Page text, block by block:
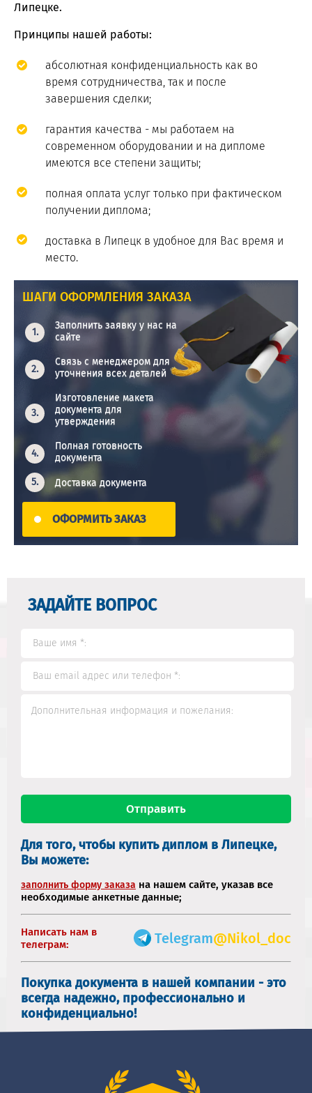
Липецке.
Принципы нашей работы:
абсолютная конфиденциальность как во
время сотрудничества, так и после
завершения сделки;
гарантия качества - мы работаем на
современном оборудовании и на дипломе
имеются все степени защиты;
полная оплата услуг только при фактическом
получении диплома;
доставка в Липецк в удобное для Вас время и
место.
ШАГИ ОФОРМЛЕНИЯ ЗАКАЗА
Заполнить заявку у нас на
сайте
Связь с менеджером для
уточнения всех деталей
Изготовление макета
документа для
утверждения
Полная готовность
документа
Доставка документа
ОФОРМИТЬ ЗАКАЗ
ЗАДАЙТЕ ВОПРОС
Для того, чтобы купить диплом в Липецке,
Вы можете:
заполнить форму заказа на нашем сайте, указав все
необходимые анкетные данные;
Написать нам в
телеграм:
Telegram@Nikol_doc
Покупка документа в нашей компании - это
всегда надежно, профессионально и
конфиденциально!